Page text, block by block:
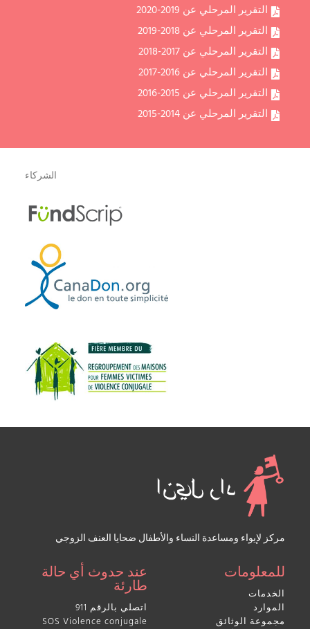
التقرير المرحلي عن 2019-2020
التقرير المرحلي عن 2018-2019
التقرير المرحلي عن 2017-2018
التقرير المرحلي عن 2016-2017
التقرير المرحلي عن 2015-2016
التقرير المرحلي عن 2014-2015
الشركاء
مركز لإيواء ومساعدة النساء والأطفال ضحايا العنف الزوجي
للمعلومات
الخدمات
الموارد
مجموعة الوثائق
عند حدوث أي حالة
طارئة
اتصلي بالرقم 911
SOS Violence conjugale